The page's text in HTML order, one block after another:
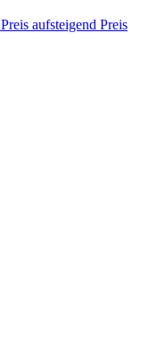
Preis aufsteigend Preis